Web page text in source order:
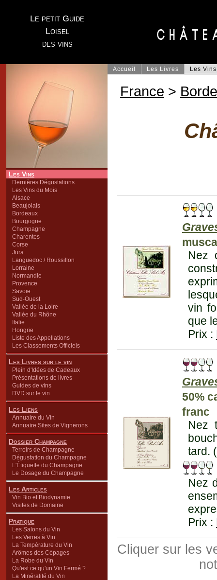
Le petit Guide
Loisel
des vins
Les Vins
Dernières Dégustations
Les Vins du Mois
Alsace
Beaujolais
Bordeaux
Bourgogne
Champagne
Charentes
Corse
Jura
Languedoc / Roussillon
Lorraine
Normandie
Provence
Savoie
Sud-Ouest
Vallée de la Loire
Vallée du Rhône
Italie
Hongrie
Liste des Appellations
Les Classements Officiels
Les Livres sur le vin
Plein d'Idées de Cadeaux
Présentations de livres
Guides de vins
DVD sur le vin
Les Liens
Annuaire du Vin
Annuaire Sites de Vignerons
Dossier Champagne
Terroirs de Champagne
Dégustation du Champagne
L'Étiquette du Champagne
Le Dosage du Champagne
Les Articles
Vin Bio et Biodynamie
Visites de Domaine
Pratique
Les Salons du Vin
Les Verres à Vin
La Température du Vin
Arômes des Cépages
La Robe du Vin
Qu'est ce qu'un Vin Fermé ?
La Minéralité du Vin
Accueil Les Livres Les Vins
France >
Nez
vin
que
Prix :
50%
franc
Nez
tard.
Nez
Prix :
Cliquer sur les